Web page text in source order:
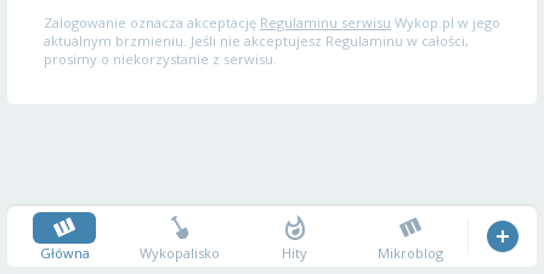
Zalogowanie oznacza akceptację Regulaminu serwisu Wykop.pl w jego
aktualnym brzmieniu. Jeśli nie akceptujesz Regulaminu w całości,
prosimy o niekorzystanie z serwisu.
Główna Wykopalisko Hity Mikroblog